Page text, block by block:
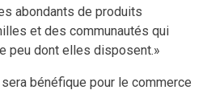
abondants de produits
et des communautés qui
peu dont elles disposent.»
bénéfique pour le commerce